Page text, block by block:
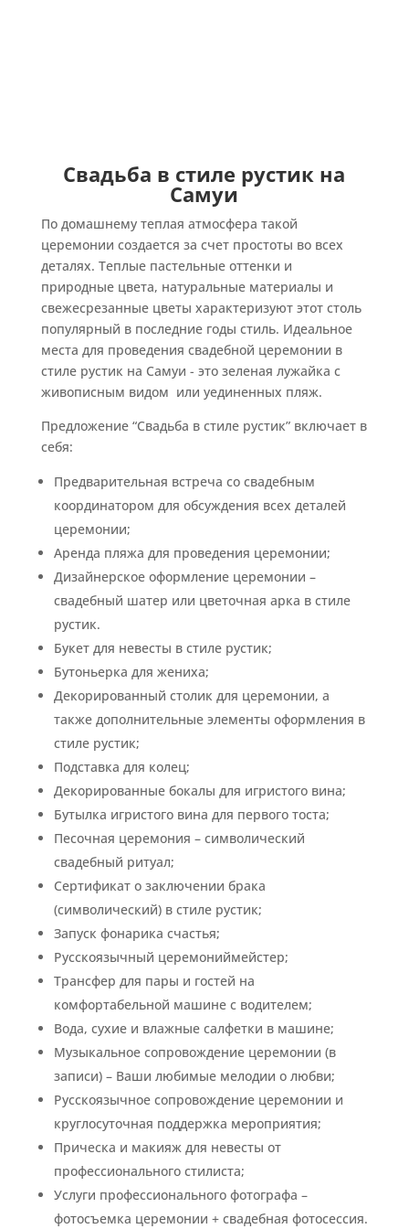
Свадьба в стиле рустик на
Самуи
По домашнему теплая атмосфера такой
церемонии создается за счет простоты во всех
деталях. Теплые пастельные оттенки и
природные цвета, натуральные материалы и
свежесрезанные цветы характеризуют этот столь
популярный в последние годы стиль. Идеальное
места для проведения свадебной церемонии в
стиле рустик на Самуи - это зеленая лужайка с
живописным видом или уединенных пляж.
Предложение “Свадьба в стиле рустик” включает в
себя:
Предварительная встреча со свадебным
координатором для обсуждения всех деталей
церемонии;
Аренда пляжа для проведения церемонии;
Дизайнерское оформление церемонии –
свадебный шатер или цветочная арка в стиле
рустик.
Букет для невесты в стиле рустик;
Бутоньерка для жениха;
Декорированный столик для церемонии, а
также дополнительные элементы оформления в
стиле рустик;
Подставка для колец;
Декорированные бокалы для игристого вина;
Бутылка игристого вина для первого тоста;
Песочная церемония – символический
свадебный ритуал;
Сертификат о заключении брака
(символический) в стиле рустик;
Запуск фонарика счастья;
Русскоязычный церемониймейстер;
Трансфер для пары и гостей на
комфортабельной машине с водителем;
Вода, сухие и влажные салфетки в машине;
Музыкальное сопровождение церемонии (в
записи) – Ваши любимые мелодии о любви;
Русскоязычное сопровождение церемонии и
круглосуточная поддержка мероприятия;
Прическа и макияж для невесты от
профессионального стилиста;
Услуги профессионального фотографа –
фотосъемка церемонии + свадебная фотосессия.